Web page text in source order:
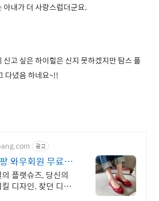
아내가 더 사랑스럽더군요.
신고 싶은 하이힐은 신지 못하겠지만 탐스 플
다녔음 하네요~!!
광고
와우회원 무료배
플랫슈즈, 당신의
디자인. 찾던 디자